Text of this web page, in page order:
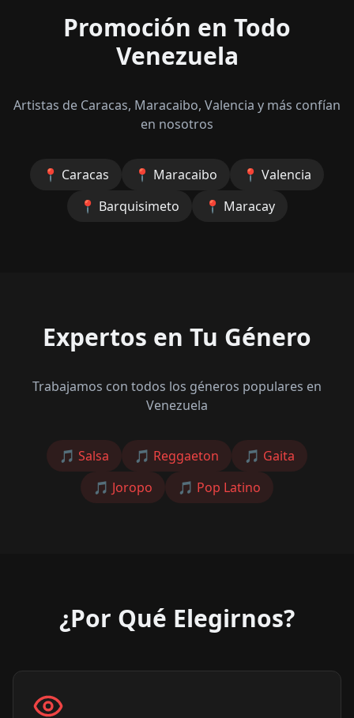
Promoción en Todo
Venezuela
Artistas de Caracas, Maracaibo, Valencia y más confían
en nosotros
📍 Caracas 📍 Maracaibo 📍 Valencia
📍 Barquisimeto 📍 Maracay
Expertos en Tu Género
Trabajamos con todos los géneros populares en
Venezuela
🎵 Salsa 🎵 Reggaeton 🎵 Gaita
🎵 Joropo 🎵 Pop Latino
¿Por Qué Elegirnos?